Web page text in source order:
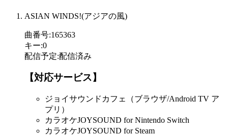
ASIAN WINDS!(アジアの風)
曲番号:165363
キー:0
配信予定:配信済み
【対応サービス】
ジョイサウンドカフェ（ブラウザ/Android TV ア
プリ）
カラオケJOYSOUND for Nintendo Switch
カラオケJOYSOUND for Steam